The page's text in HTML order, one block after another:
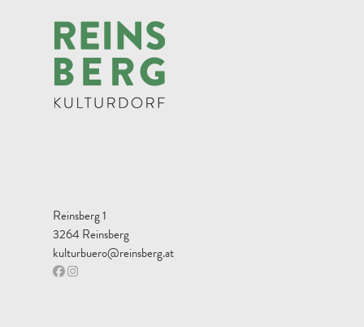
Reinsberg 1
3264 Reinsberg
kulturbuero@reinsberg.at